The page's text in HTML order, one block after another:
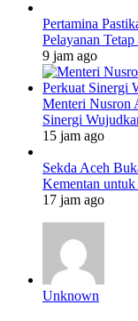
Pertamina
Pelayanan
9 jam ago
Menteri Nusron
Sinergi
15 jam ago
Sekda Aceh
Kementan untuk
17 jam ago
Unknown